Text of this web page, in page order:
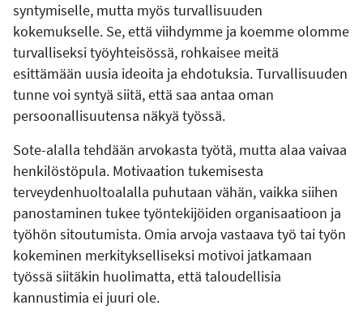
syntymiselle, mutta myös turvallisuuden
kokemukselle. Se, että viihdymme ja koemme olomme
turvalliseksi työyhteisössä, rohkaisee meitä
esittämään uusia ideoita ja ehdotuksia. Turvallisuuden
tunne voi syntyä siitä, että saa antaa oman
persoonallisuutensa näkyä työssä.
Sote-alalla tehdään arvokasta työtä, mutta alaa vaivaa
henkilöstöpula. Motivaation tukemisesta
terveydenhuoltoalalla puhutaan vähän, vaikka siihen
panostaminen tukee työntekijöiden organisaatioon ja
työhön sitoutumista. Omia arvoja vastaava työ tai työn
kokeminen merkitykselliseksi motivoi jatkamaan
työssä siitäkin huolimatta, että taloudellisia
kannustimia ei juuri ole.